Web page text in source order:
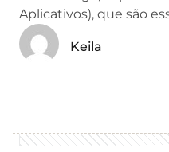
Aplicativos), que são
Keila